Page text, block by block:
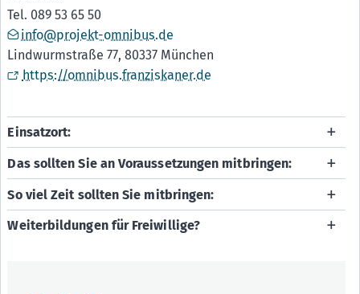
Tel. 089 53 65 50
info@projekt-omnibus.de
Lindwurmstraße 77, 80337 München
https://omnibus.franziskaner.de
Einsatzort:
Das sollten Sie an Voraussetzungen mitbringen:
So viel Zeit sollten Sie mitbringen:
Weiterbildungen für Freiwillige?